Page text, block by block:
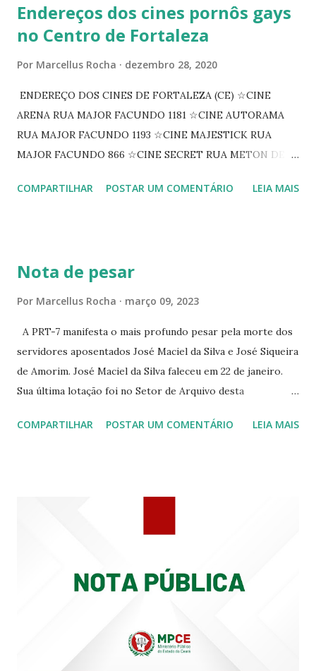
Endereços dos cines pornôs gays
no Centro de Fortaleza
Por Marcellus Rocha dezembro 28, 2020
ENDEREÇO DOS CINES DE FORTALEZA (CE) ☆CINE
ARENA RUA MAJOR FACUNDO 1181 ☆CINE AUTORAMA
RUA MAJOR FACUNDO 1193 ☆CINE MAJESTICK RUA
MAJOR FACUNDO 866 ☆CINE SECRET RUA METON DE
PEIXOTO 1307 ☆CINE IRIS RUA FLORIANO PEIXOTO 1206
☆CINE VIP CLUBE RUA 24 DE MAIO 825 ☆CINE ECLIPSE
COMPARTILHAR POSTAR UM COMENTÁRIO LEIA MAIS
Nota de pesar
Por Marcellus Rocha março 09, 2023
A PRT-7 manifesta o mais profundo pesar pela morte dos
servidores aposentados José Maciel da Silva e José Siqueira
de Amorim. José Maciel da Silva faleceu em 22 de janeiro.
Sua última lotação foi no Setor de Arquivo desta
Siqueira Amorim faleceu em 28 de fevereiro e encerrou a
COMPARTILHAR POSTAR UM COMENTÁRIO LEIA MAIS